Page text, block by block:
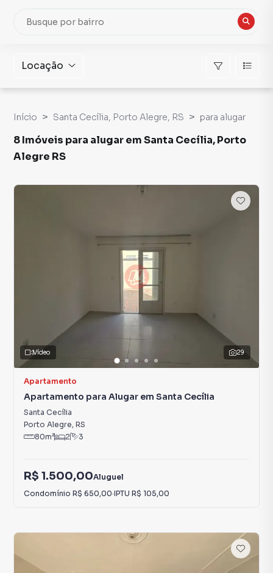
Locação
Início Santa Cecília, Porto Alegre, RS para alugar
8 Imóveis para alugar em Santa Cecília, Porto
Alegre RS
29
Vídeo
Apartamento
Apartamento para Alugar em Santa Cecília
Santa Cecília
Porto Alegre, RS
80m² 2 3
R$ 1.500,00Aluguel
Condomínio R$ 650,00·IPTU R$ 105,00